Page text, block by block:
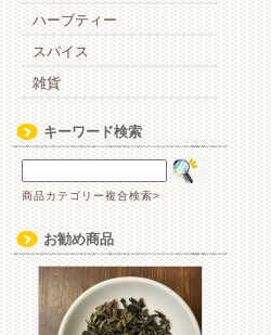
ハーブティー
スパイス
雑貨
キーワード検索
商品カテゴリー複合検索>
お勧め商品